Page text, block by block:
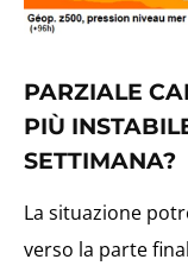
PARZIALE
PIÙ
SETTIMANA?
La situazione
verso la parte